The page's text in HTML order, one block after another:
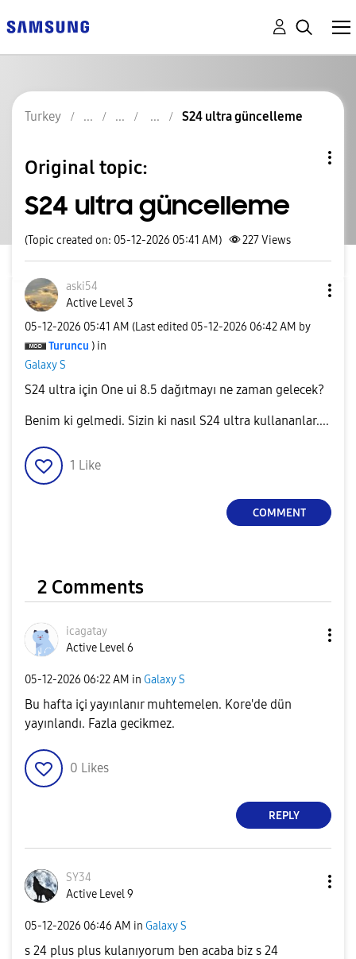
Turkey S24 ultra güncelleme
Original topic:
S24 ultra güncelleme
(Topic created on: 05-12-2026 05:41 AM) 227Views
aski54
Active Level 3
‎05-12-2026 05:41 AM (Last edited ‎05-12-2026 06:42 AM by
Turuncu ) in
Galaxy S
S24 ultra için One ui 8.5 dağıtmayı ne zaman gelecek?
Benim ki gelmedi. Sizin ki nasıl S24 ultra kullananlar....
1 Like
COMMENT
2 Comments
icagatay
Active Level 6
‎05-12-2026 06:22 AM in Galaxy S
Bu hafta içi yayınlanır muhtemelen. Kore'de dün
yayınlandı. Fazla gecikmez.
0 Likes
REPLY
SY34
Active Level 9
‎05-12-2026 06:46 AM in Galaxy S
s 24 plus plus kulanıyorum ben acaba biz s 24